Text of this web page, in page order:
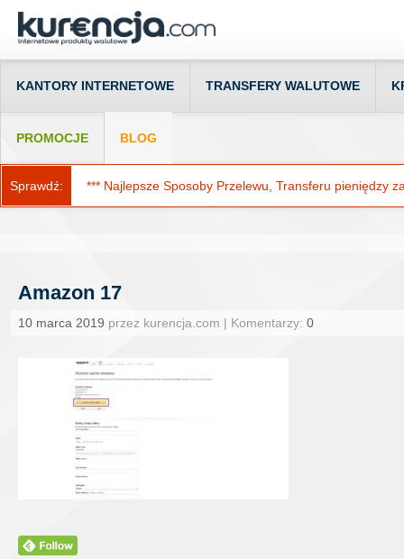
KANTORY INTERNETOWE TRANSFERY WALUTOWE
PROMOCJE BLOG
Sprawdź: *** Najlepsze Sposoby Przelewu, Transferu pieniędzy
Amazon 17
10 marca 2019 przez kurencja.com | Komentarzy: 0